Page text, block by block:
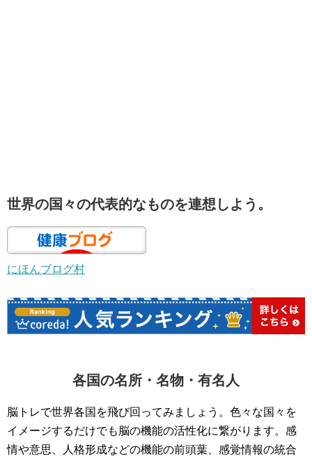
世界の国々の代表的なものを連想しよう。
にほんブログ村
各国の名所・名物・有名人
脳トレで世界各国を飛び回ってみましょう。色々な国々を
イメージするだけでも脳の機能の活性化に繋がります。感
情や意思、人格形成などの機能の前頭葉、感覚情報の統合